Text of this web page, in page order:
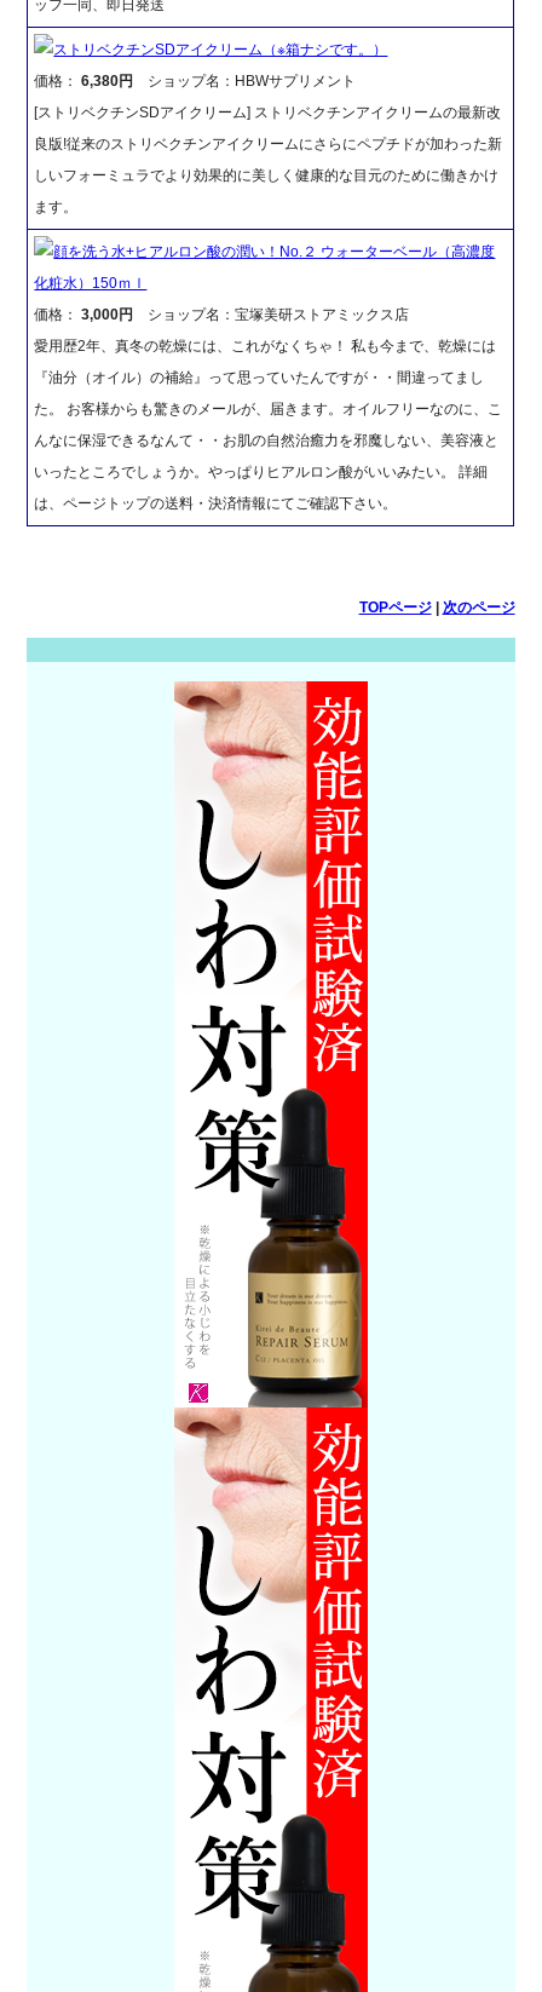
ッフ一同、即日発送
ストリベクチンSDアイクリーム（※箱ナシです。）
価格：6,380円
ショップ名：HBWサプリメント
[ストリベクチンSDアイクリーム] ストリベクチンアイクリームの最新改
良版!従来のストリベクチンアイクリームにさらにペプチドが加わった新
しいフォーミュラでより効果的に美しく健康的な目元のために働きかけ
ます。
顔を洗う水+ヒアルロン酸の潤い！No.２ ウォーターベール（高濃度
化粧水）150ｍｌ
価格：3,000円
ショップ名：宝塚美研ストアミックス店
愛用歴2年、真冬の乾燥には、これがなくちゃ！ 私も今まで、乾燥には
『油分（オイル）の補給』って思っていたんですが・・間違ってまし
た。 お客様からも驚きのメールが、届きます。オイルフリーなのに、こ
んなに保湿できるなんて・・お肌の自然治癒力を邪魔しない、美容液と
いったところでしょうか。やっぱりヒアルロン酸がいいみたい。 詳細
は、ページトップの送料・決済情報にてご確認下さい。
TOPページ| 次のページ